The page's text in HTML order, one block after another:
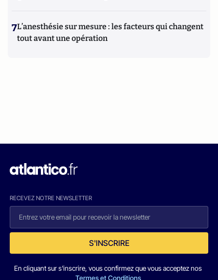
7L’anesthésie sur mesure : les facteurs qui changent
tout avant une opération
RECEVEZ NOTRE NEWSLETTER
S'INSCRIRE
En cliquant sur s'inscrire, vous confirmez que vous acceptez nos
Termes et Conditions